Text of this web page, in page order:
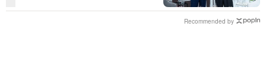
Recommended by